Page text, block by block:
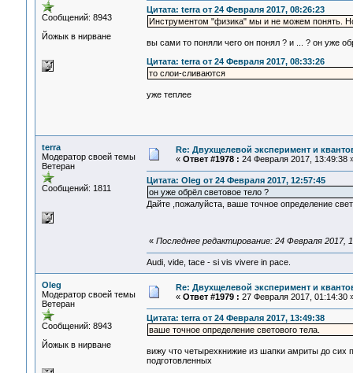
Сообщений: 8943
Йожык в нирване
Цитата: terra от 24 Февраля 2017, 08:26:23
Инструментом "физика" мы и не можем понять.
вы сами то поняли чего он понял ? и ... ? он уже
Цитата: terra от 24 Февраля 2017, 08:33:26
то слои-сливаются
уже теплее
terra
Модератор своей темы
Ветеран
Сообщений: 1811
Re: Двухщелевой эксперимент и
« Ответ #1978 : 24 Февраля 2017, 13:49:38
Цитата: Oleg от 24 Февраля 2017, 12:57:45
он уже обрёл световое тело ?
Дайте ,пожалуйста, ваше точное определение
« Последнее редактирование: 24 Февраля 2017,
Audi, vide, tace - si vis vivere in pace.
Oleg
Модератор своей темы
Ветеран
Сообщений: 8943
Йожык в нирване
Re: Двухщелевой эксперимент и
« Ответ #1979 : 27 Февраля 2017, 01:14:30
Цитата: terra от 24 Февраля 2017, 13:49:38
ваше точное определение светового тела.
вижу что четырехкнижие из шапки амриты до сих
подготовленных